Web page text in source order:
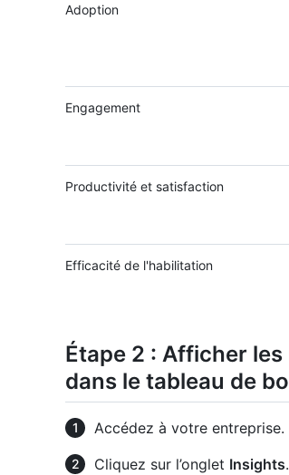
Adoption
Engagement
Productivité et satisfaction
Efficacité de l'habilitation
Étape 2 : Afficher les
dans le tableau de
Accédez à votre
Cliquez sur l’onglet Insights.